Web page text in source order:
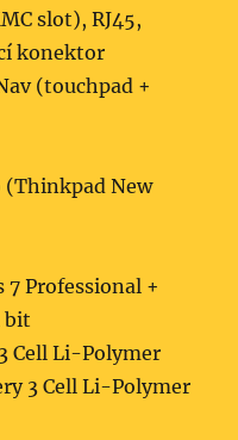
slot), RJ45,
konektor
(touchpad +
(Thinkpad New
7 Professional +
bit
Cell Li-Polymer
3 Cell Li-Polymer